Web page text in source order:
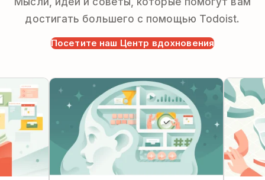
достигать большего с помощью Todoist.
Посетите наш Центр вдохновения
19 малоизвестных функций Todoist Разделы